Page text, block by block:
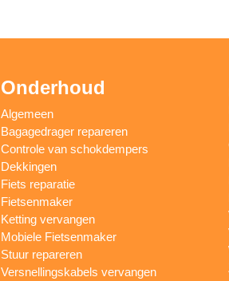
Onderhoud
Algemeen
Bagagedrager repareren
Controle van schokdempers
Dekkingen
Fiets reparatie
Fietsenmaker
Ketting vervangen
Mobiele Fietsenmaker
Stuur repareren
Versnellingskabels vervangen